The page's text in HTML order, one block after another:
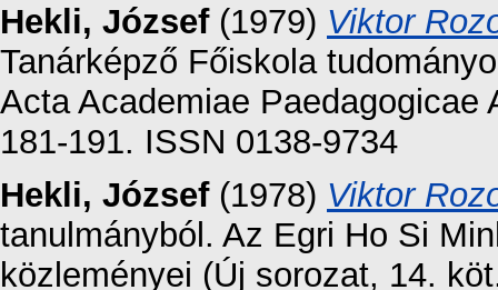
Hekli, József(1979) Viktor
Tanárképző Főiskola
Acta Academiae Paedagogicae
181-191. ISSN 0138-9734
Hekli, József(1978) Viktor
tanulmányból. Az Egri Ho Si
közleményei (Új sorozat, 14.